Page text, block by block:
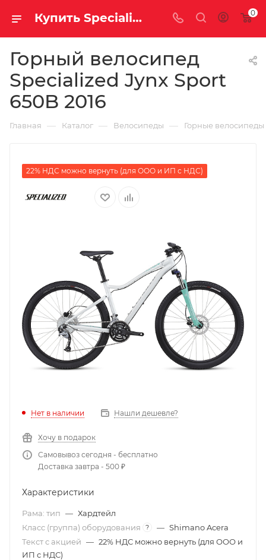
Купить Specialized Jynx Sport 650B 2016 за рублей, а со скидкой 0
Горный велосипед
Specialized Jynx Sport
650B 2016
Главная — Каталог — Велосипеды — Горные велосипеды
22% НДС можно вернуть (для ООО и ИП с НДС)
Нет в наличии Нашли дешевле?
Хочу в подарок
Самовывоз сегодня - бесплатно
Доставка завтра - 500 ₽
Характеристики
Рама: тип — Хардтейл
Класс (группа) оборудования
? — Shimano Acera
Текст с акцией — 22% НДС можно вернуть (для ООО и
ИП с НДС)